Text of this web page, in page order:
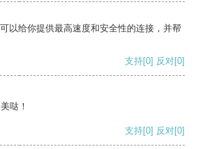
以给你提供最高速度和安全性的连接，并帮
支持[0] 反对[0]
哒！
支持[0] 反对[0]